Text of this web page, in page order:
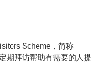
Scheme，简称
期拜访帮助有需要的人提